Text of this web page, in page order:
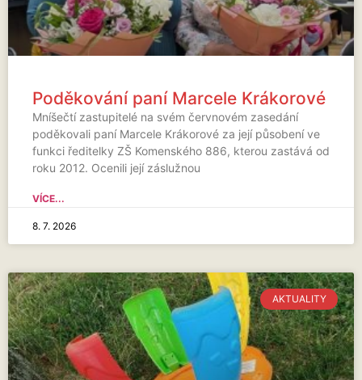
Poděkování paní Marcele Krákorové
Mníšečtí zastupitelé na svém červnovém zasedání
poděkovali paní Marcele Krákorové za její působení ve
funkci ředitelky ZŠ Komenského 886, kterou zastává od
roku 2012. Ocenili její záslužnou
VÍCE...
8. 7. 2026
AKTUALITY